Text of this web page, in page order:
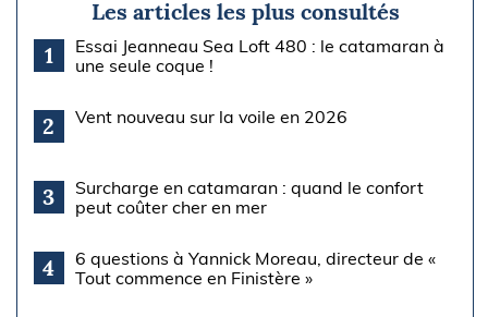
Les articles les plus consultés
1
Essai Jeanneau Sea Loft 480 : le catamaran à
une seule coque !
2 Vent nouveau sur la voile en 2026
3
Surcharge en catamaran : quand le confort
peut coûter cher en mer
4
6 questions à Yannick Moreau, directeur de «
Tout commence en Finistère »